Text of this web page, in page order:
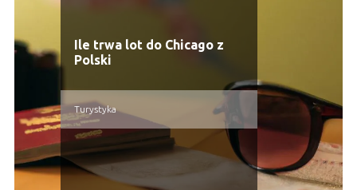
Ile trwa lot do Chicago z
Polski
Turystyka